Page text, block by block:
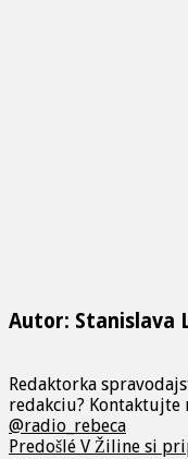
Autor: Stanislava
Redaktorka
redakciu? Kontaktujte
@radio_rebeca
Predošlé V Žiline si